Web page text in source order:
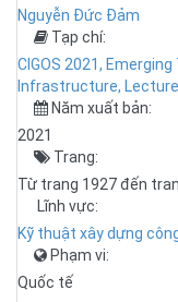
Nguyễn Đức Đảm
Tạp chí:
CIGOS 2021,
Infrastructure,
Năm xuất bản:
2021
Trang:
Từ trang 1927 đến
Lĩnh vực:
Kỹ thuật xây dựng
Phạm vi:
Quốc tế